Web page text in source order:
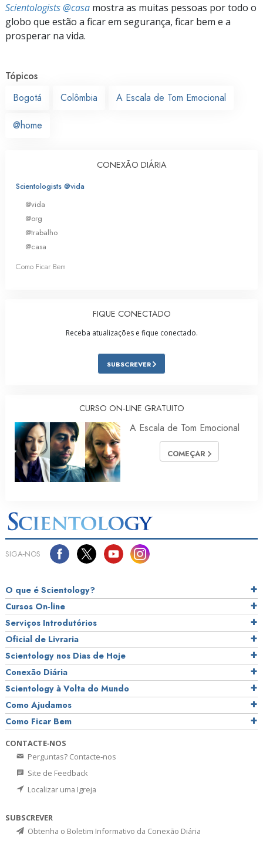
Scientologists @casa mostra as muitas pessoas por todo o
globo que estão a ficar em segurança, ficar bem e a
prosperar na vida.
Tópicos
Bogotá
Colômbia A Escala de Tom Emocional
@home
CONEXÃO DIÁRIA
Scientologists @vida
@vida
@org
@trabalho
@casa
Como Ficar Bem
FIQUE CONECTADO
Receba atualizações e fique conectado.
SUBSCREVER
CURSO ON‑LINE GRATUITO
A Escala de Tom Emocional
COMEÇAR
SIGA‑NOS
O que é Scientology?
Cursos On‑line
Serviços Introdutórios
Oficial de Livraria
Scientology nos Dias de Hoje
Conexão Diária
Scientology à Volta do Mundo
Como Ajudamos
Como Ficar Bem
CONTACTE‑NOS
Perguntas? Contacte‑nos
Site de Feedback
Localizar uma Igreja
SUBSCREVER
Obtenha o Boletim Informativo da Conexão Diária